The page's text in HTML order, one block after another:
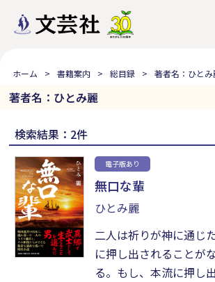
ホーム 書籍案内 総目録 著者名：ひとみ
著者名：ひとみ麗
検索結果：2件
電子版あり
無口な輩
ひとみ麗
二人は祈りが神に通じ
に押し出されることが
る。もし、本流に押し